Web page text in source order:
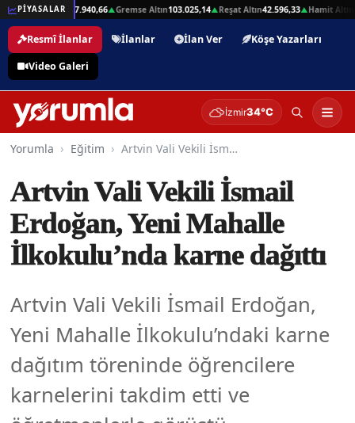
PİYASALAR
▲Beşli Altın207.940,66▲Gremse Altın103.025,14▲Reşat Altın42.596,33▲Hamit Altın
Resmî İlanlar İlanlar İlan Ver
Köşe Yazarları
Video Galeri
İzmir34°C
Yorumla Eğitim Artvin Vali Vekili İsmail Erdoğan, Yeni Mahalle İlkokulu’nda karne dağıttı
Artvin Vali Vekili İsmail
Erdoğan, Yeni Mahalle
İlkokulu’nda karne dağıttı
Artvin Vali Vekili İsmail Erdoğan,
Yeni Mahalle İlkokulu’ndaki karne
dağıtım töreninde öğrencilere
karnelerini takdim etti ve